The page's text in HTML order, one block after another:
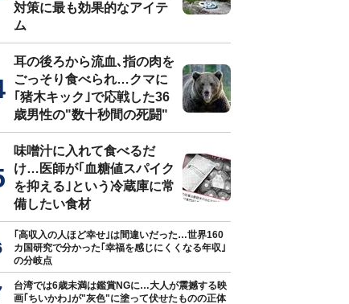
対策に最も効果的なアイテ
ム
耳の後ろから流血､指の肉を
ごっそり食べられ…クマに
｢猪木キック｣で応戦した36
歳男性の"数十秒間の死闘"
味噌汁に入れて食べるだ
け…医師が｢血糖値スパイク
を抑える｣という冷蔵庫に常
備したい食材
｢高収入の人ほど幸せ｣は間違いだった…世界160
カ国研究で分かった｢幸福を感じにくくなる年収｣
の分岐点
台湾では6歳未満は鑑賞NGに…大人が震撼する映
画｢ちいかわ｣が"灰色"に塗って伏せたものの正体